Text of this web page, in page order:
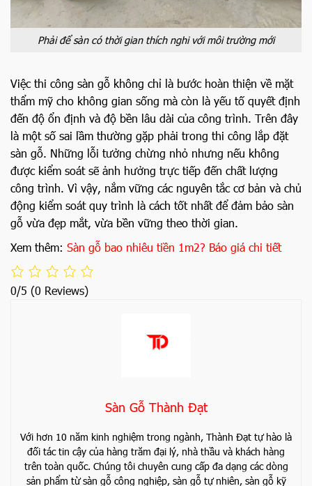
Phải để sàn có thời gian thích nghi với môi trường mới
Việc thi công sàn gỗ không chỉ là bước hoàn thiện về mặt
thẩm mỹ cho không gian sống mà còn là yếu tố quyết định
đến độ ổn định và độ bền lâu dài của công trình. Trên đây
là một số sai lầm thường gặp phải trong thi công lắp đặt
sàn gỗ. Những lỗi tưởng chừng nhỏ nhưng nếu không
được kiểm soát sẽ ảnh hưởng trực tiếp đến chất lượng
công trình. Vì vậy, nắm vững các nguyên tắc cơ bản và chủ
động kiểm soát quy trình là cách tốt nhất để đảm bảo sàn
gỗ vừa đẹp mắt, vừa bền vững theo thời gian.
Xem thêm: Sàn gỗ bao nhiêu tiền 1m2? Báo giá chi tiết
0/5 (0 Reviews)
Sàn Gỗ Thành Đạt
Với hơn 10 năm kinh nghiệm trong ngành, Thành Đạt tự hào là
đối tác tin cậy của hàng trăm đại lý, nhà thầu và khách hàng
trên toàn quốc. Chúng tôi chuyên cung cấp đa dạng các dòng
sản phẩm từ sàn gỗ công nghiệp, sàn gỗ tự nhiên, sàn gỗ kỹ